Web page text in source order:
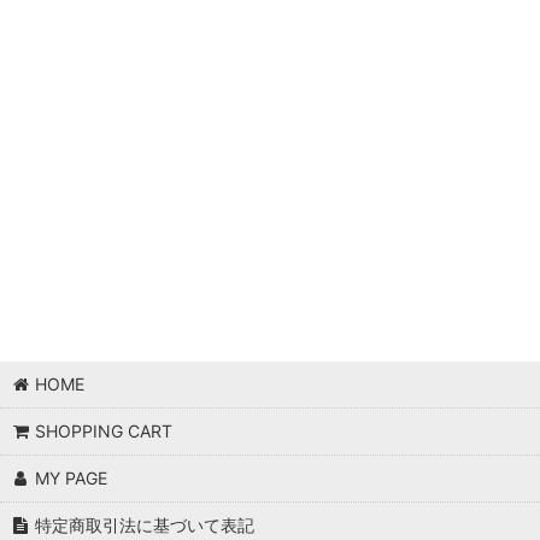
HOME
SHOPPING CART
MY PAGE
特定商取引法に基づいて表記